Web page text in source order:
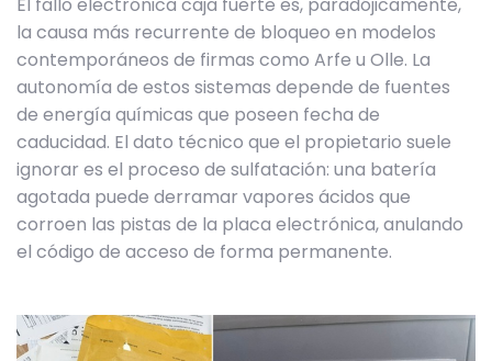
la causa más recurrente de bloqueo en modelos
contemporáneos de firmas como Arfe u Olle. La
autonomía de estos sistemas depende de fuentes
de energía químicas que poseen fecha de
caducidad. El dato técnico que el propietario suele
ignorar es el proceso de sulfatación: una batería
agotada puede derramar vapores ácidos que
corroen las pistas de la placa electrónica, anulando
el código de acceso de forma permanente.